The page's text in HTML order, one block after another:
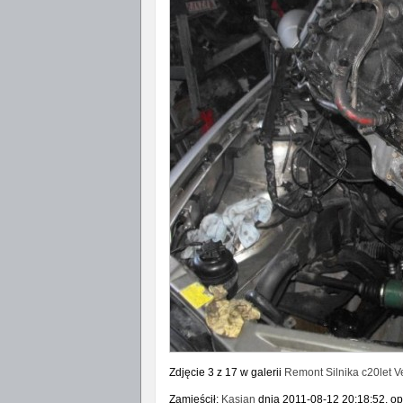
Zdjęcie 3 z 17 w galerii Remont Silnika c20let
Zamieścił: Kasjan dnia 2011-08-12 20:18:52,